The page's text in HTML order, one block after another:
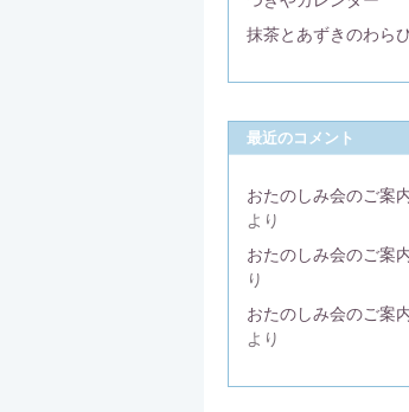
抹茶とあずきのわら
最近のコメント
おたのしみ会のご案
より
おたのしみ会のご案
り
おたのしみ会のご案
より